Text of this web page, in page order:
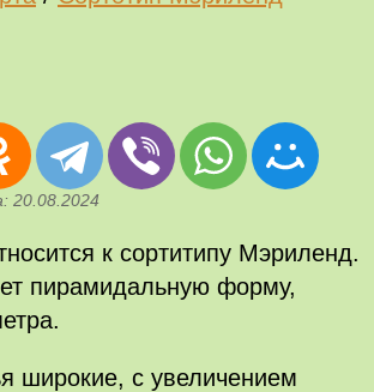
20.08.2024
к сортитипу Мэриленд.
пирамидальную форму,
широкие, с увеличением